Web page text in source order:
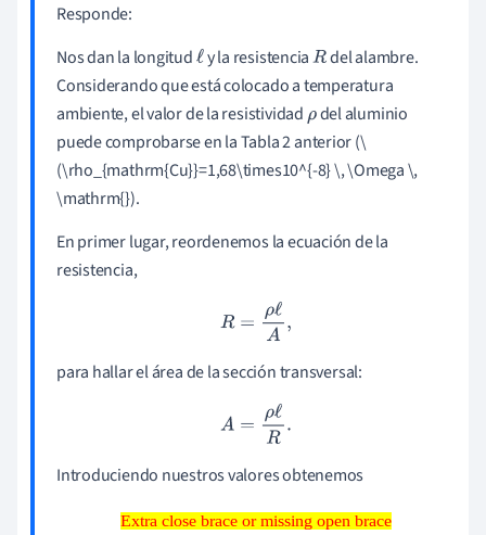
Responde:
Nos dan la longitudℓy la resistenciaR del alambre.
Considerando que está colocado a temperatura
ambiente, el valor de la resistividadρdel aluminio
puede comprobarse en la Tabla 2 anterior (\
(\rho_{mathrm{Cu}}=1,68\times10^{-8} \, \Omega \,
\mathrm{}).
En primer lugar, reordenemos la ecuación de la
resistencia,
R=ρ ℓA,
para hallar el área de la sección transversal:
A=ρ ℓR.
Introduciendo nuestros valores obtenemos
Extra close brace or missing open brace
Extra close brace or missing open brace